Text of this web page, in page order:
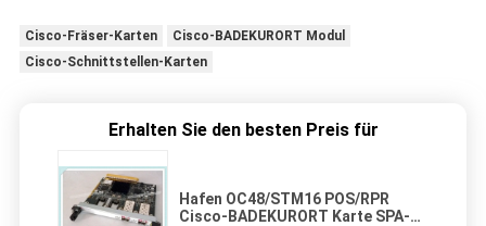
Cisco-Fräser-Karten
Cisco-BADEKURORT Modul
Cisco-Schnittstellen-Karten
Erhalten Sie den besten Preis für
Hafen OC48/STM16 POS/RPR
Cisco-BADEKURORT Karte SPA-